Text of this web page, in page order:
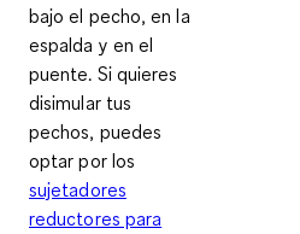
bajo el pecho, en la
espalda y en el
puente. Si quieres
disimular tus
pechos, puedes
optar por los
sujetadores
reductores para